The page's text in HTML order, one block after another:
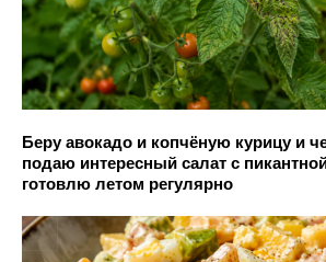
Беру авокадо и копчёную курицу и
подаю интересный салат с
готовлю летом регулярно